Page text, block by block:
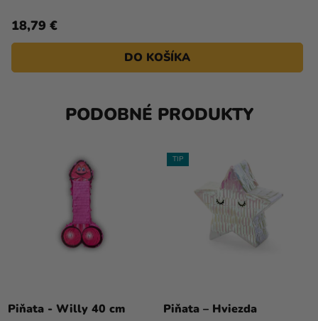
18,79 €
DO KOŠÍKA
PODOBNÉ PRODUKTY
Piňata - Willy 40 cm
TIP
Piňata – Hviezda